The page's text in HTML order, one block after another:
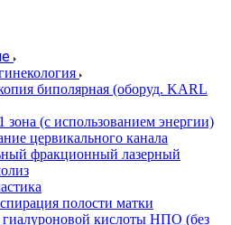
биполярная (оборуд. KARL
зона (с использованием энергии)
цервикального канала
фракционный лазерный
полости матки
гиалуроновой кислоты НПО (без